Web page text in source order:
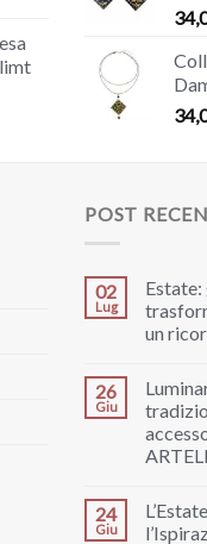
POST
02
Lug
Estate:
un
26
Giu
24
Giu